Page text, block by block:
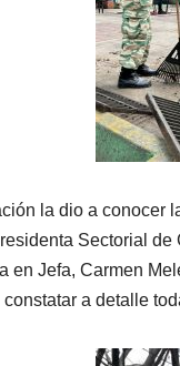
la dio a conocer
Sectorial
en Jefa, Carmen
a detalle